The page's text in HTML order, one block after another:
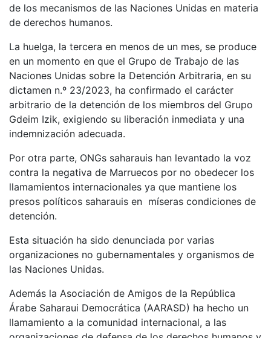
de los mecanismos de las Naciones Unidas en materia
de derechos humanos.
La huelga, la tercera en menos de un mes, se produce
en un momento en que el Grupo de Trabajo de las
Naciones Unidas sobre la Detención Arbitraria, en su
dictamen n.º 23/2023, ha confirmado el carácter
arbitrario de la detención de los miembros del Grupo
Gdeim Izik, exigiendo su liberación inmediata y una
indemnización adecuada.
Por otra parte, ONGs saharauis han levantado la voz
contra la negativa de Marruecos por no obedecer los
llamamientos internacionales ya que mantiene los
presos políticos saharauis en míseras condiciones de
detención.
Esta situación ha sido denunciada por varias
organizaciones no gubernamentales y organismos de
las Naciones Unidas.
Además la Asociación de Amigos de la República
Árabe Saharaui Democrática (AARASD) ha hecho un
llamamiento a la comunidad internacional, a las